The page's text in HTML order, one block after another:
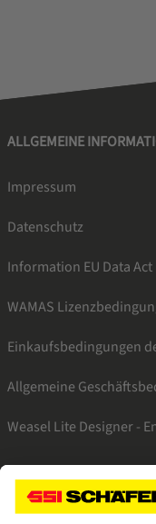
ALLGEMEINE
Impressum
Datenschutz
Information EU Data Act
WAMAS
Einkaufsbedingungen
Allgemeine
Weasel Lite Designer -